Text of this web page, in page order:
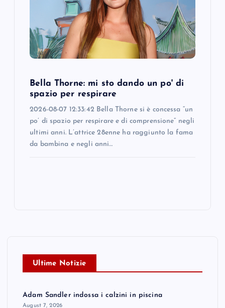
Bella Thorne: mi sto dando un po' di
spazio per respirare
2026-08-07 12:33:42 Bella Thorne si è concessa “un
po’ di spazio per respirare e di comprensione” negli
ultimi anni. L’attrice 28enne ha raggiunto la fama
da bambina e negli anni…
Ultime Notizie
Adam Sandler indossa i calzini in piscina
August 7, 2026